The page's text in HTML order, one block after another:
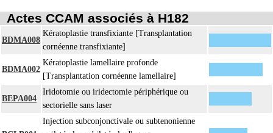
Actes CCAM associés à H182
BDMA008
Kératoplastie transfixiante [Transplantation
cornéenne transfixiante]
BDMA002
Kératoplastie lamellaire profonde
[Transplantation cornéenne lamellaire]
BEPA004
Iridotomie ou iridectomie périphérique ou
sectorielle sans laser
Injection subconjonctivale ou subtenonienne